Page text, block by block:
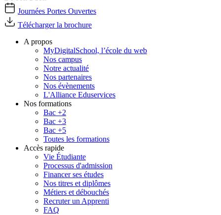
Journées Portes Ouvertes
Télécharger la brochure
A propos
MyDigitalSchool, l’école du web
Nos campus
Notre actualité
Nos partenaires
Nos évènements
L'Alliance Eduservices
Nos formations
Bac +2
Bac +3
Bac +5
Toutes les formations
Accès rapide
Vie Étudiante
Processus d'admission
Financer ses études
Nos titres et diplômes
Métiers et débouchés
Recruter un Apprenti
FAQ